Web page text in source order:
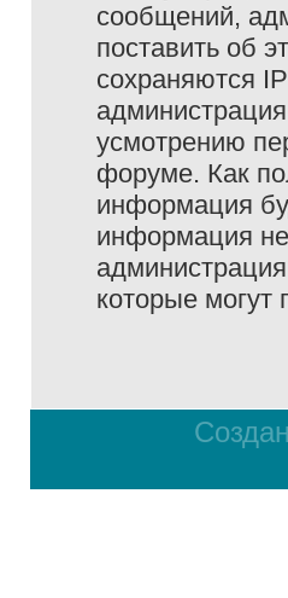
сообщений,
поставить об
сохраняются
усмотрению
форуме. Как
информация
информация
которые могут